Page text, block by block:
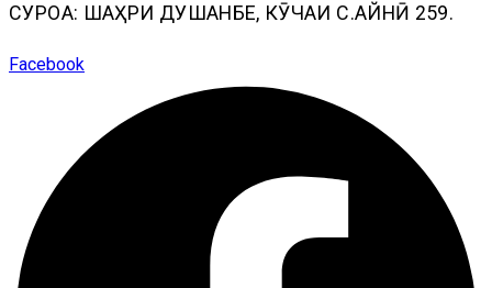
СУРОҒА: ШАҲРИ ДУШАНБЕ, КӮЧАИ C.АЙНӢ 259.
Facebook